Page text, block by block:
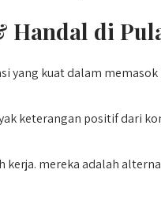
Handal di
yang kuat dalam
keterangan positif dari
mereka adalah